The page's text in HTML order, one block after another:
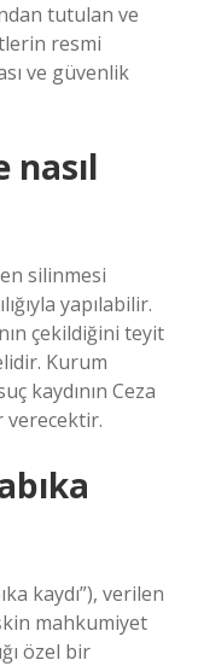
tutulan ve
resmi
ve güvenlik
silinmesi
yapılabilir.
çekildiğini teyit
Kurum
kaydının Ceza
verecektir.
kaydı”), verilen
mahkumiyet
özel bir